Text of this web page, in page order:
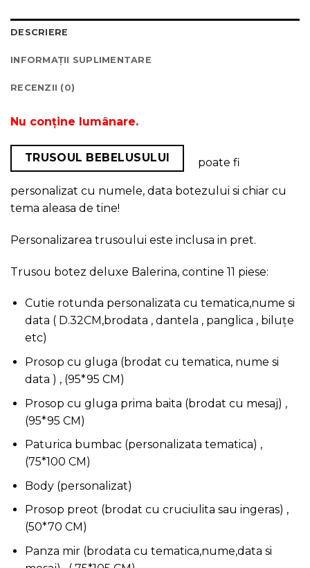
DESCRIERE
INFORMAȚII SUPLIMENTARE
RECENZII (0)
Nu conține lumânare.
TRUSOUL BEBELUSULUI poate fi
personalizat cu numele, data botezului si chiar cu
tema aleasa de tine!
Personalizarea trusoului este inclusa in pret.
Trusou botez deluxe Balerina, contine 11 piese:
Cutie rotunda personalizata cu tematica,nume si
data ( D.32CM,brodata , dantela , panglica , biluțe
etc)
Prosop cu gluga (brodat cu tematica, nume si
data ) , (95*95 CM)
Prosop cu gluga prima baita (brodat cu mesaj) ,
(95*95 CM)
Paturica bumbac (personalizata tematica) ,
(75*100 CM)
Body (personalizat)
Prosop preot (brodat cu cruciulita sau ingeras) ,
(50*70 CM)
Panza mir (brodata cu tematica,nume,data si